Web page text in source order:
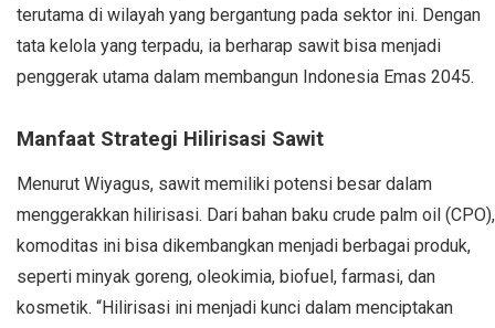
terutama di wilayah yang bergantung pada sektor ini. Dengan
tata kelola yang terpadu, ia berharap sawit bisa menjadi
penggerak utama dalam membangun Indonesia Emas 2045.
Manfaat Strategi Hilirisasi Sawit
Menurut Wiyagus, sawit memiliki potensi besar dalam
menggerakkan hilirisasi. Dari bahan baku crude palm oil (CPO),
komoditas ini bisa dikembangkan menjadi berbagai produk,
seperti minyak goreng, oleokimia, biofuel, farmasi, dan
kosmetik. “Hilirisasi ini menjadi kunci dalam menciptakan